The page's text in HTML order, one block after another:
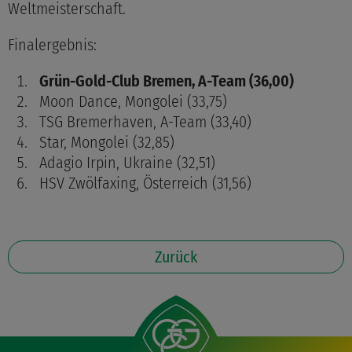
Weltmeisterschaft.
Finalergebnis:
Grün-Gold-Club Bremen, A-Team (36,00)
Moon Dance, Mongolei (33,75)
TSG Bremerhaven, A-Team (33,40)
Star, Mongolei (32,85)
Adagio Irpin, Ukraine (32,51)
HSV Zwölfaxing, Österreich (31,56)
Zurück